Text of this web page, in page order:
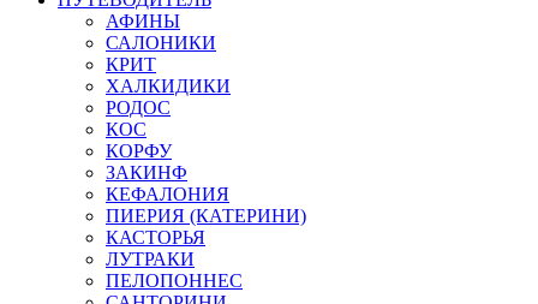
АФИНЫ
САЛОНИКИ
КРИТ
ХАЛКИДИКИ
РОДОС
КОС
КОРФУ
ЗАКИНФ
КЕФАЛОНИЯ
ПИЕРИЯ (КАТЕРИНИ)
КАСТОРЬЯ
ЛУТРАКИ
ПЕЛОПОННЕС